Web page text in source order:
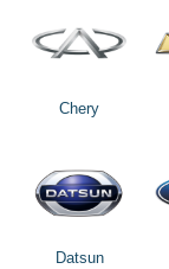
Chery
Datsun